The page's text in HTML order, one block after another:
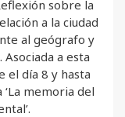
sobre la
a la ciudad
al geógrafo y
a esta
el día 8 y hasta
memoria del